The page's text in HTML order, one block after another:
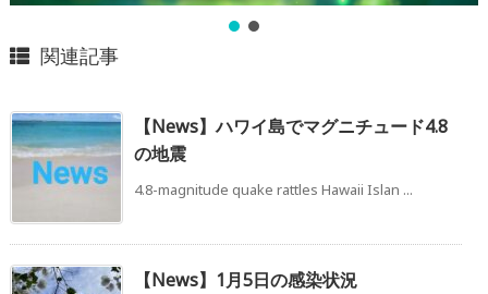
関連記事
【News】ハワイ島でマグニチュード4.8
の地震
4.8-magnitude quake rattles Hawaii Islan ...
【News】1月5日の感染状況